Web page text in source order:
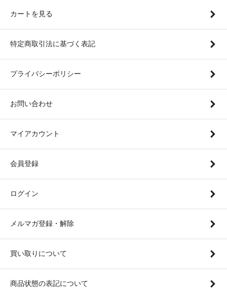
カートを見る
特定商取引法に基づく表記
プライバシーポリシー
お問い合わせ
マイアカウント
会員登録
ログイン
メルマガ登録・解除
買い取りについて
商品状態の表記について